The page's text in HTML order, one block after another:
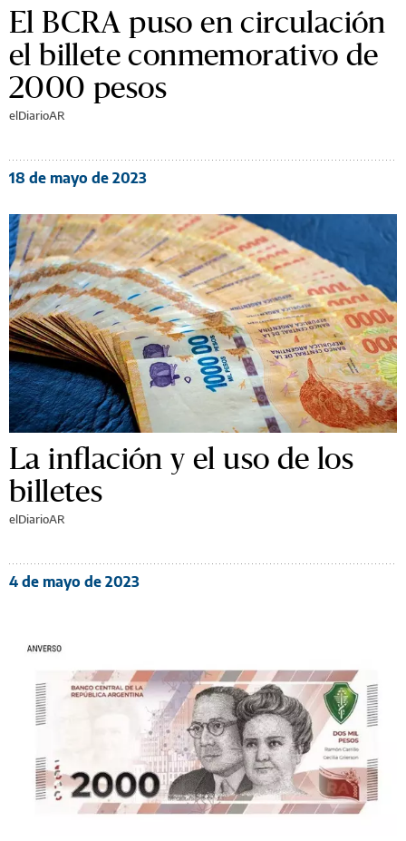
El BCRA puso en circulación
el billete conmemorativo de
2000 pesos
elDiarioAR
18 de mayo de 2023
La inflación y el uso de los
billetes
elDiarioAR
4 de mayo de 2023